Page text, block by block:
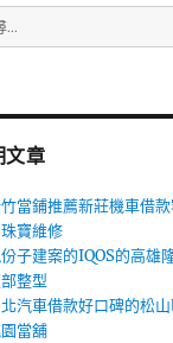
文章
當鋪推薦新莊機車借
寶維修
子建案的IQOS的高雄
整型
汽車借款好口碑的松
當舖